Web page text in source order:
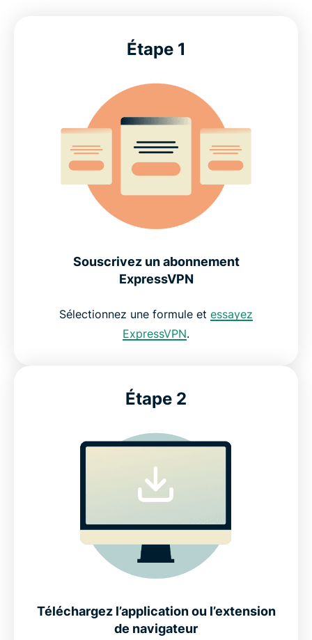
Étape 1
Souscrivez un abonnement
ExpressVPN
Sélectionnez une formule et essayez
ExpressVPN.
Étape 2
Téléchargez l’application ou l’extension
de navigateur